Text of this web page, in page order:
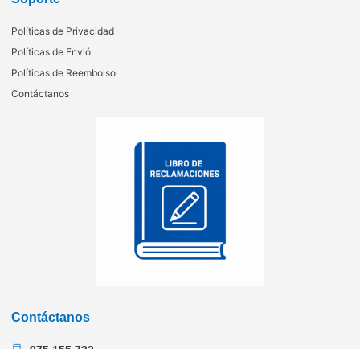
Políticas de Privacidad
Políticas de Envió
Políticas de Reembolso
Contáctanos
Contáctanos